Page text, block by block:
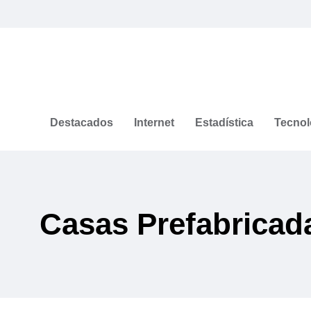
Destacados Internet Estadística
Casas